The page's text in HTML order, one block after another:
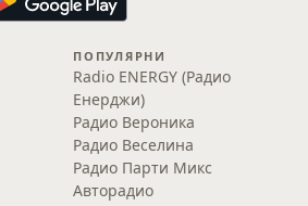
ПОПУЛЯРНИ
Radio ENERGY (Радио
Енерджи)
Радио Вероника
Радио Веселина
Радио Парти Микс
Авторадио